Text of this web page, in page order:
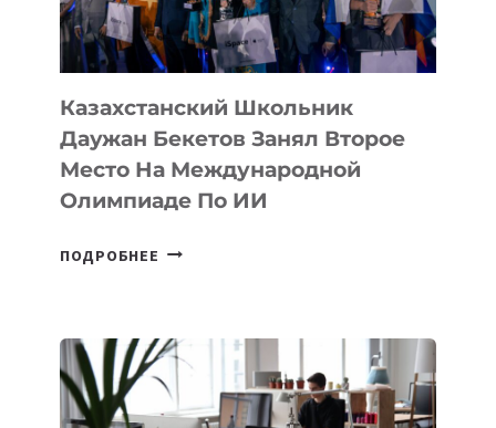
МЕЖДУНАРОДНОЙ
ОЛИМПИАДЕ
ПО
Казахстанский Школьник
Даужан Бекетов Занял Второе
Место На Международной
Олимпиаде По ИИ
ПОДРОБНЕЕ КАЗАХСТАНСКИЙ
ЗАНЯЛ
ВТОРОЕ
МЕСТО